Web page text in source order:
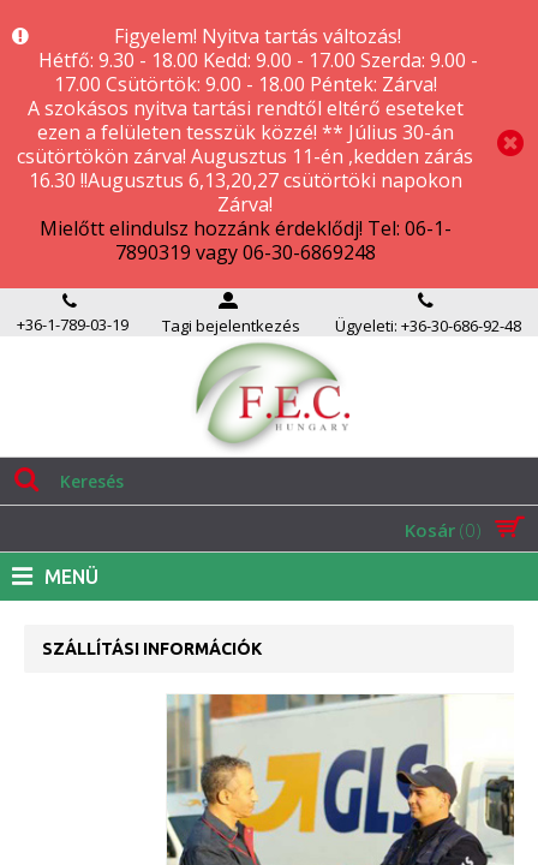
Figyelem! Nyitva tartás változás!
Hétfő: 9.30 - 18.00 Kedd: 9.00 - 17.00 Szerda: 9.00 -
17.00 Csütörtök: 9.00 - 18.00 Péntek: Zárva!
A szokásos nyitva tartási rendtől eltérő eseteket
ezen a felületen tesszük közzé! ** Július 30-án
csütörtökön zárva! Augusztus 11-én ,kedden zárás
16.30 !!Augusztus 6,13,20,27 csütörtöki napokon
Zárva!
Mielőtt elindulsz hozzánk érdeklődj! Tel: 06-1-
7890319 vagy 06-30-6869248
+36-1-789-03-19 Tagi bejelentkezés Ügyeleti: +36-30-686-92-48
Kosár (0)
MENÜ
SZÁLLÍTÁSI INFORMÁCIÓK